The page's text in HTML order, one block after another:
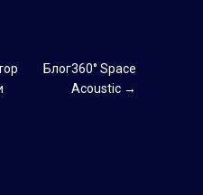
Блог360° Space
Acoustic →